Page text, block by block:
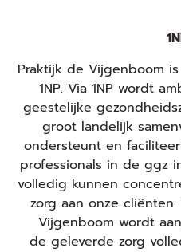
Praktijk de Vijgenboom
1NP. Via 1NP wordt
geestelijke
groot landelijk
ondersteunt en
professionals in de ggz
volledig kunnen
zorg aan onze
Vijgenboom wordt
de geleverde zorg